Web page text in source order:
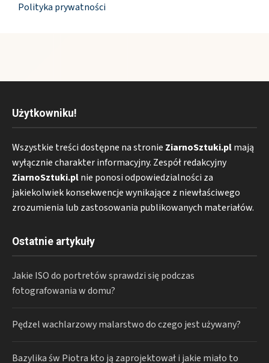
Polityka prywatności
Użytkowniku!
Wszystkie treści dostępne na stronie ZiarnoSztuki.plmają
wyłącznie charakter informacyjny. Zespół redakcyjny
ZiarnoSztuki.plnie ponosi odpowiedzialności za
jakiekolwiek konsekwencje wynikające z niewłaściwego
zrozumienia lub zastosowania publikowanych materiałów.
Ostatnie artykuły
Jakie ISO do portretów sprawdzi się podczas
fotografowania w domu?
Pędzel wachlarzowy malarstwo do czego jest używany?
Bazylika św Piotra kto ją zaprojektował i jakie miało to